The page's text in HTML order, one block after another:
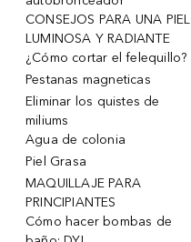
CONSEJOS PARA UNA PIEL
LUMINOSA Y RADIANTE
¿Cómo cortar el felequillo?
Pestanas magneticas
Eliminar los quistes de
miliums
Agua de colonia
Piel Grasa
MAQUILLAJE PARA
PRINCIPIANTES
Cómo hacer bombas de